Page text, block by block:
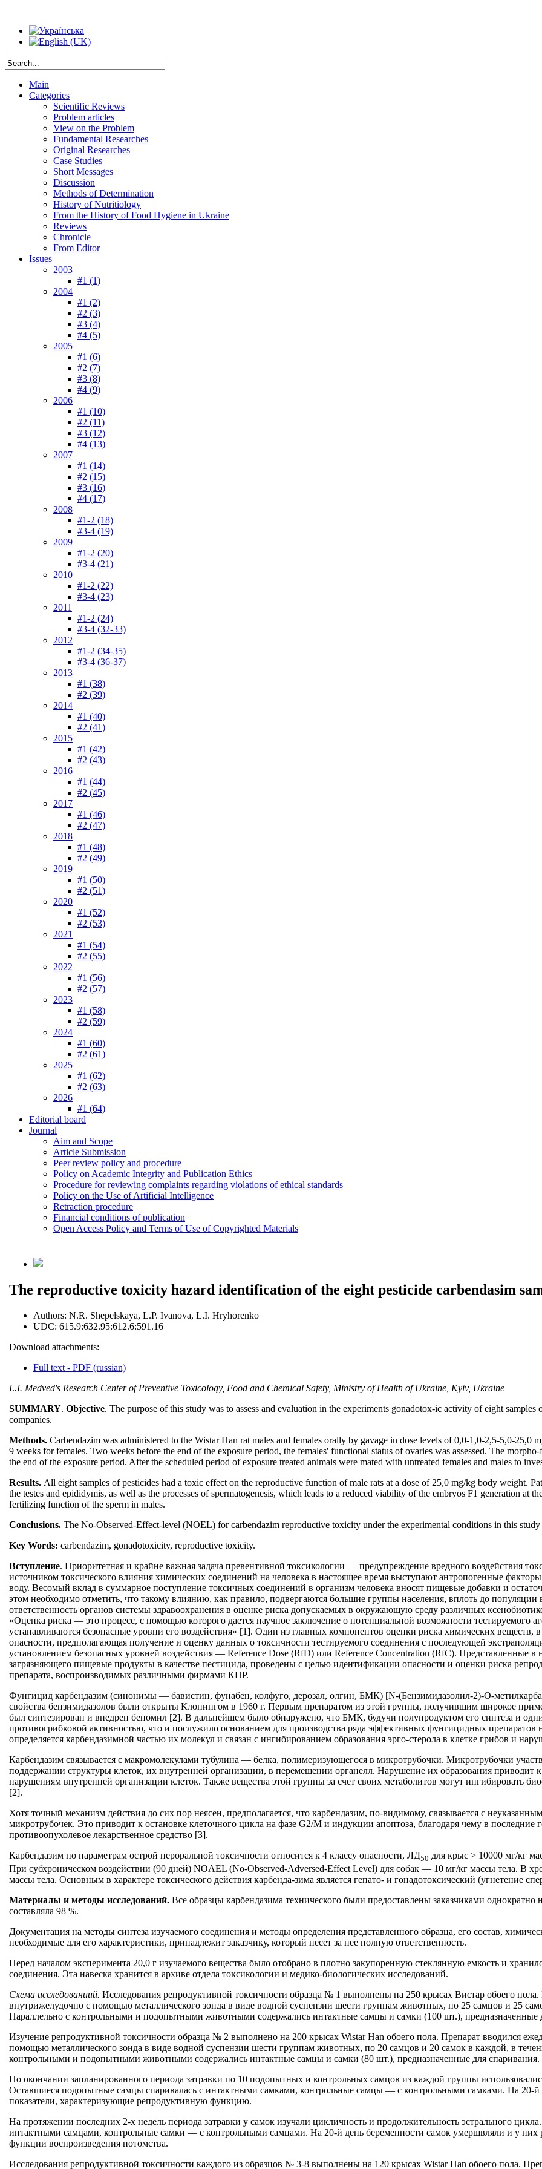
Main
Categories
Scientific Reviews
Problem articles
View on the Problem
Fundamental Researches
Original Researches
Case Studies
Short Messages
Discussion
Methods of Determination
History of Nutritiology
From the History of Food Hygiene in Ukraine
Reviews
Chronicle
From Editor
Issues
2003
#1 (1)
2004
#1 (2)
#2 (3)
#3 (4)
#4 (5)
2005
#1 (6)
#2 (7)
#3 (8)
#4 (9)
2006
#1 (10)
#2 (11)
#3 (12)
#4 (13)
2007
#1 (14)
#2 (15)
#3 (16)
#4 (17)
2008
#1-2 (18)
#3-4 (19)
2009
#1-2 (20)
#3-4 (21)
2010
#1-2 (22)
#3-4 (23)
2011
#1-2 (24)
#3-4 (32-33)
2012
#1-2 (34-35)
#3-4 (36-37)
2013
#1 (38)
#2 (39)
2014
#1 (40)
#2 (41)
2015
#1 (42)
#2 (43)
2016
#1 (44)
#2 (45)
2017
#1 (46)
#2 (47)
2018
#1 (48)
#2 (49)
2019
#1 (50)
#2 (51)
2020
#1 (52)
#2 (53)
2021
#1 (54)
#2 (55)
2022
#1 (56)
#2 (57)
2023
#1 (58)
#2 (59)
2024
#1 (60)
#2 (61)
2025
#1 (62)
#2 (63)
2026
#1 (64)
Editorial board
Journal
Aim and Scope
Article Submission
Peer review policy and procedure
Policy on Academic Integrity and Publication Ethics
Procedure for reviewing complaints regarding violations of ethical standards
Policy on the Use of Artificial Intelligence
Retraction procedure
Financial conditions of publication
Open Access Policy and Terms of Use of Copyrighted Materials
The reproductive toxicity hazard identification of the eight pesticide carbendasim
Authors: N.R. Shepelskaya, L.P. Ivanova, L.I. Hryhorenko
UDC: 615.9:632.95:612.6:591.16
Download attachments:
Full text - PDF (russian)
L.I. Medved's Research Center of Preventive Toxicology, Food and Chemical Safety, Ministry of Health of Ukraine, Kyiv, Ukraine
SUMMARY. Objective. The purpose of this study was to assess and evaluation in the experiments gonadotox-ic activity of eight
companies.
Methods. Carbendazim was administered to the Wistar Han rat males and females orally by gavage in dose levels of 0,0-1,0-2,5-5,0-
9 weeks for females. Two weeks before the end of the exposure period, the females' functional status of ovaries was assessed. The
the end of the exposure period. After the scheduled period of exposure treated animals were mated with untreated females and males to
Results. All eight samples of pesticides had a toxic effect on the reproductive function of male rats at a dose of 25,0 mg/kg body weight.
the testes and epididymis, as well as the processes of spermatogenesis, which leads to a reduced viability of the embryos F1 generation at
fertilizing function of the sperm in males.
Conclusions. The No-Observed-Effect-level (NOEL) for carbendazim reproductive toxicity under the experimental conditions in this
Key Words: carbendazim, gonadotoxicity, reproductive toxicity.
Вступление. Приоритетная и крайне важная задача превентивной токсикологии — предупреждение вредного воздействия
источником токсического влияния химических соединений на человека в настоящее время выступают антропогенные
воду. Весомый вклад в суммарное поступление токсичных соединений в организм человека вносят пищевые добавки и
этом необходимо отметить, что такому влиянию, как правило, подвергаются большие группы населения, вплоть до
ответственность органов системы здравоохранения в оценке риска допускаемых в окружающую среду различных
«Оценка риска — это процесс, с помощью которого дается научное заключение о потенциальной возможности тестируемого
устанавливаются безопасные уровни его воздействия» [1]. Один из главных компонентов оценки риска химических
опасности, предполагающая получение и оценку данных о токсичности тестируемого соединения с последующей
установлением безопасных уровней воздействия — Reference Dose (RfD) или Reference Concentration (RfC). Представленные в
загрязняющего пищевые продукты в качестве пестицида, проведены с целью идентификации опасности и оценки риска
препарата, воспроизводимых различными фирмами КНР.
Фунгицид карбендазим (синонимы — бавистин, фунабен, колфуго, дерозал, олгин, БМК) [N-(Бензимидазолил-2)-О-
свойства бензимидазолов были открыты Клопингом в 1960 г. Первым препаратом из этой группы, получившим широкое
был синтезирован и внедрен беномил [2]. В дальнейшем было обнаружено, что БМК, будучи полупродуктом его синтеза и
противогрибковой активностью, что и послужило основанием для производства ряда эффективных фунгицидных препаратов
определяется карбендазимной частью их молекул и связан с ингибированием образования эрго-стерола в клетке грибов и
Карбендазим связывается с макромолекулами тубулина — белка, полимеризующегося в микротрубочки. Микротрубочки
поддержании структуры клеток, их внутренней организации, в перемещении органелл. Нарушение их образования
нарушениям внутренней организации клеток. Также вещества этой группы за счет своих метаболитов могут
[2].
Хотя точный механизм действия до сих пор неясен, предполагается, что карбендазим, по-видимому, связывается с
микротрубочек. Это приводит к остановке клеточного цикла на фазе G2/M и индукции апоптоза, благодаря чему в последние
противоопухолевое лекарственное средство [3].
Карбендазим по параметрам острой пероральной токсичности относится к 4 классу опасности, ЛД50 для крыс > 10000 мг/кг
При субхроническом воздействии (90 дней) NOAEL (No-Observed-Adversed-Effect Level) для собак — 10 мг/кг массы тела. В
массы тела. Основным в характере токсического действия карбенда-зима является гепато- и гонадотоксический (угнетение
Материалы и методы исследований. Все образцы карбендазима технического были предоставлены заказчиками однократно
составляла 98 %.
Документация на методы синтеза изучаемого соединения и методы определения представленного образца, его состав,
необходимые для его характеристики, принадлежит заказчику, который несет за нее полную ответственность.
Перед началом эксперимента 20,0 г изучаемого вещества было отобрано в плотно закупоренную стеклянную емкость и
соединения. Эта навеска хранится в архиве отдела токсикологии и медико-биологических исследований.
Схема исследованиий. Исследования репродуктивной токсичности образца № 1 выполнены на 250 крысах Вистар обоего
внутрижелудочно с помощью металлического зонда в виде водной суспензии шести группам животных, по 25 самцов и 25
Параллельно с контрольными и подопытными животными содержались интактные самцы и самки (100 шт.), предназначенные
Изучение репродуктивной токсичности образца № 2 выполнено на 200 крысах Wistar Han обоего пола. Препарат вводился
помощью металлического зонда в виде водной суспензии шести группам животных, по 20 самцов и 20 самок в каждой, в
контрольными и подопытными животными содержались интактные самцы и самки (80 шт.), предназначенные для спаривания.
По окончании запланированного периода затравки по 10 подопытных и контрольных самцов из каждой группы
Оставшиеся подопытные самцы спаривалась с интактными самками, контрольные самцы — с контрольными самками. На 20-й
показатели, характеризующие репродуктивную функцию.
На протяжении последних 2-х недель периода затравки у самок изучали цикличность и продолжительность эстрального
интактными самцами, контрольные самки — с контрольными самцами. На 20-й день беременности самок умерщвляли и у них
функции воспроизведения потомства.
Исследования репродуктивной токсичности каждого из образцов № 3-8 выполнены на 120 крысах Wistar Han обоего пола.